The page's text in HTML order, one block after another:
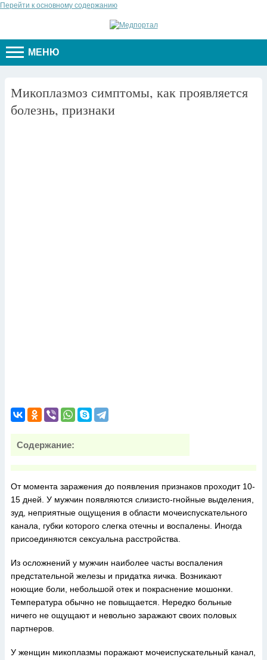
Перейти к основному содержанию
МЕНЮ
Микоплазмоз симптомы, как проявляется
болезнь, признаки
Содержание:
От момента заражения до появления признаков проходит 10-
15 дней. У мужчин появляются слизисто-гнойные выделения,
зуд, неприятные ощущения в области мочеиспускательного
канала, губки которого слегка отечны и воспалены. Иногда
присоединяются сексуальна расстройства.
Из осложнений у мужчин наиболее часты воспаления
предстательной железы и придатка яичка. Возникают
ноющие боли, небольшой отек и покраснение мошонки.
Температура обычно не повыщается. Нередко больные
ничего не ощущают и невольно заражают своих половых
партнеров.
У женщин микоплазмы поражают мочеиспускательный канал,